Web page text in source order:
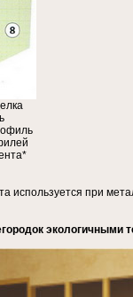
используется при
экологичными